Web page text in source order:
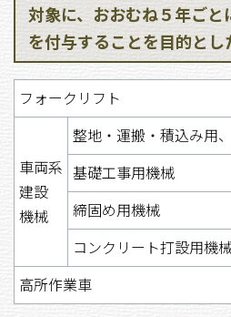
対象に、おおむね５年ご
を付与することを目的とし
フォークリフト
車両系
建設
機械
整地・運搬・積込み用
基礎工事用機械
締固め用機械
コンクリート打設用機
高所作業車